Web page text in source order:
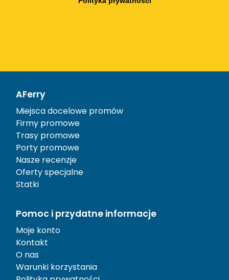
AFerry
Miejsca docelowe promów
Firmy promowe
Trasy promowe
Porty promowe
Nasze recenzje
Oferty specjalne
Statki
Pomoc i przydatne informacje
Moje konto
Kontakt
O nas
Warunki korzystania